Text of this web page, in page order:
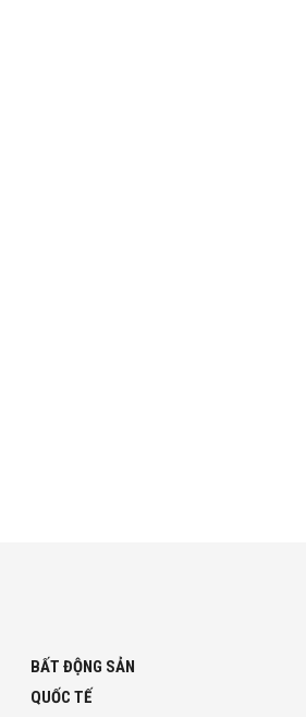
BẤT ĐỘNG SẢN
QUỐC TẾ